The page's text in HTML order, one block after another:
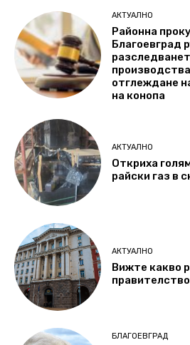
АКТУАЛНО
Районна
Благоевград
отглеждане
на конопа
АКТУАЛНО
Откриха
райски газ в
АКТУАЛНО
Вижте какво
БЛАГОЕВГРАД